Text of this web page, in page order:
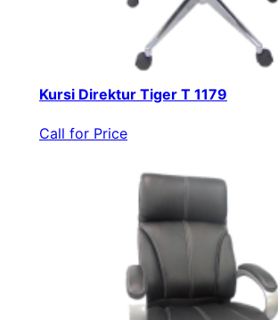
Kursi Direktur Tiger T 1179
Call for Price